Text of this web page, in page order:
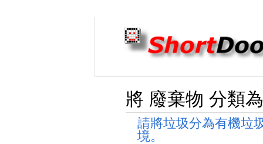
將 廢棄物 分類
請將垃圾分為有機垃
境。